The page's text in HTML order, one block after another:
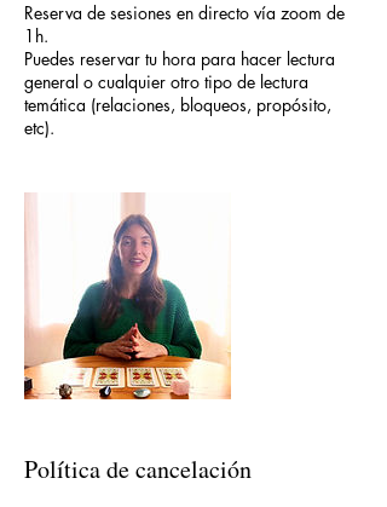
Reserva de sesiones en directo vía zoom de
1h.
Puedes reservar tu hora para hacer lectura
general o cualquier otro tipo de lectura
temática (relaciones, bloqueos, propósito,
etc).
Política de cancelación